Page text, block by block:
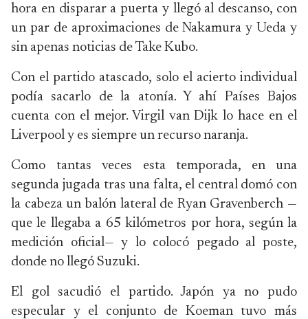
hora en disparar a puerta y llegó al descanso, con
un par de aproximaciones de Nakamura y Ueda y
sin apenas noticias de Take Kubo.
Con el partido atascado, solo el acierto individual
podía sacarlo de la atonía. Y ahí Países Bajos
cuenta con el mejor. Virgil van Dijk lo hace en el
Liverpool y es siempre un recurso naranja.
Como tantas veces esta temporada, en una
segunda jugada tras una falta, el central domó con
la cabeza un balón lateral de Ryan Gravenberch —
que le llegaba a 65 kilómetros por hora, según la
medición oficial— y lo colocó pegado al poste,
donde no llegó Suzuki.
El gol sacudió el partido. Japón ya no pudo
especular y el conjunto de Koeman tuvo más